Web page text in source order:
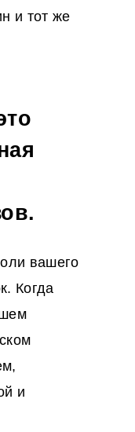
и тот же
вашего
Когда
и